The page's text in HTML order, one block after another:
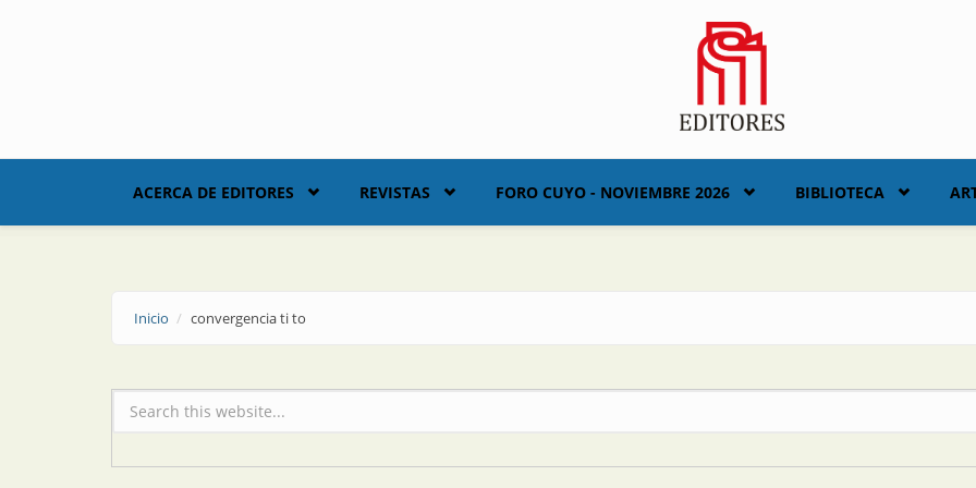
ACERCA DE EDITORES REVISTAS FORO CUYO - NOVIEMBRE 2026 BIBLIOTECA
Inicio convergencia ti to
Formulario de búsqueda